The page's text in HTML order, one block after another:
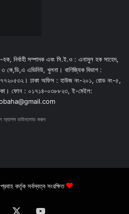
নির্বাহী সম্পাদক এবং সি.ই.ও : এনামুল হক সাহেদ,
৩ কে,ডি,এ এভিনিউ, খুলনা। বাণিজ্যিক বিভাগ :
ঢাকা অফিস : হাউজ নং-২০১, রোড নং-৫,
ফোন : ০১৭১৪-০৩৮৮২৩, ই-মেইল:
অ্যাপস ডাউনলোড করুন
কর্তৃক সর্বস্বত্ব সংরক্ষিত
Facebook